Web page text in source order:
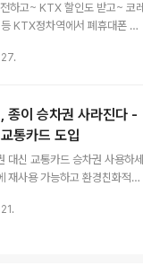
하고~ KTX 할인도 받고~ 코레
KTX정차역에서 폐휴대폰 수
개 KTX정차역에서 진행된다.
·장성역·송정리역·광주역·나주
공사)은 환경부와 공동으로 환
활용을 촉진하기 위해 오늘(27
속이나 서랍 속에 있는 휴대폰
을 선착순으로 4만매를 나
종이 승차권 사라진다 -
통카드 도입
대신 교통카드 승차권 사용하세
재사용 가능하고 환경친화적인
사라지고, 1회용 교통카드(R